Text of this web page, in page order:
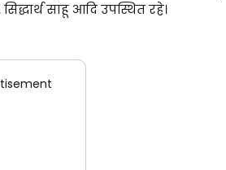
साहू आदि उपस्थित रहे।